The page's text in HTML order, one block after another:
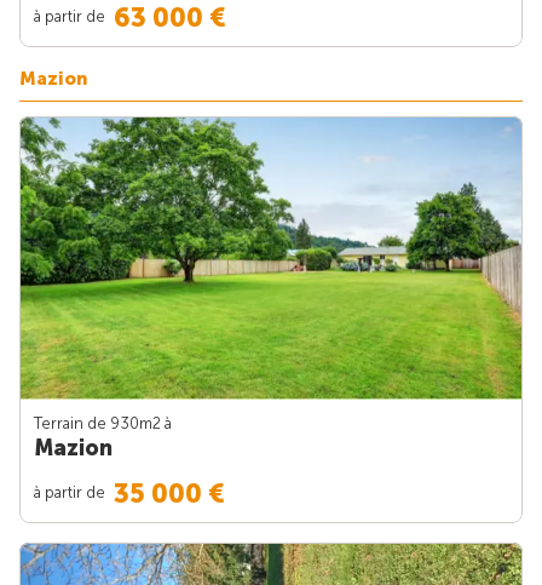
à partir de 63 000 €
Mazion
Terrain de 930m2 à
Mazion
à partir de 35 000 €